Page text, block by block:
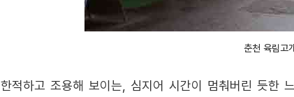
춘천 육림고
한적하고 조용해 보이는, 심지어 시간이 멈춰버린 듯한